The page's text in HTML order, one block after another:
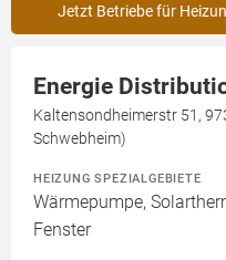
Jetzt Betriebe für
Energie
Kaltensondheimerstr 51,
Schwebheim)
HEIZUNG SPEZIALGEBIETE
Wärmepumpe,
Fenster